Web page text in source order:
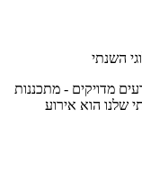
מדויקים - מתכננות
שלנו הוא אירוע